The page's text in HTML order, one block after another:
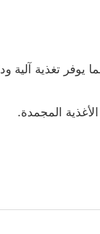
تغذية آلية
المجمدة.